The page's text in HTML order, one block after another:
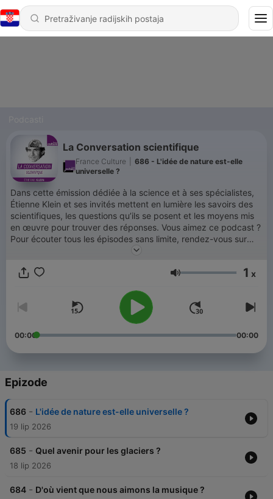
La Conversation scientifique
France Culture
686 - L'idée de nature est-elle
universelle ?
Dans cette émission dédiée à la science et à ses spécialistes,
Étienne Klein et ses invités mettent en lumière les savoirs des
scientifiques, les questions qu’ils se posent et les moyens mis
en œuvre pour trouver des réponses. Vous aimez ce podcast ?
Pour écouter tous les épisodes sans limite, rendez-vous sur
Glasnoća 1 x
00:00 00:00
Epizode
686 - L'idée de nature est-elle universelle ?
19 lip 2026
685 - Quel avenir pour les glaciers ?
18 lip 2026
684 - D'où vient que nous aimons la musique ?